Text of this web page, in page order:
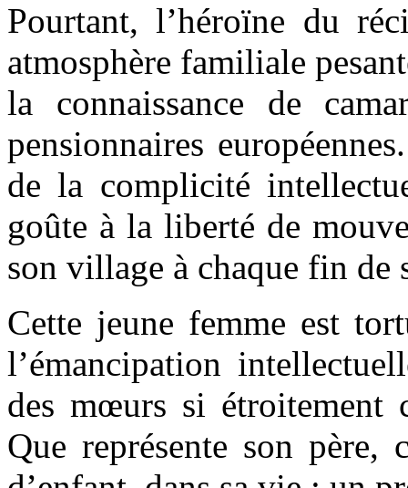
Pourtant, l’héroïne du
atmosphère familiale
la connaissance de
pensionnaires
de la complicité
goûte à la liberté de
son village à chaque fin de
Cette jeune femme est
l’émancipation
des mœurs si étroitement
Que représente son père,